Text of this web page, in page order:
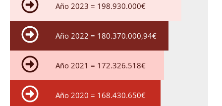
Año 2023 = 198.930.000€
Año 2022 = 180.370.000,94€
Año 2021 = 172.326.518€
Año 2020 = 168.430.650€